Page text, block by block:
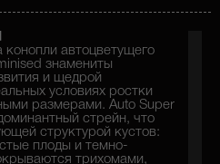
автоцветущего
знамениты
и щедрой
условиях ростки
размерами. Auto Super
стрейн, что
структурой кустов:
плоды и темно-
трихомами,